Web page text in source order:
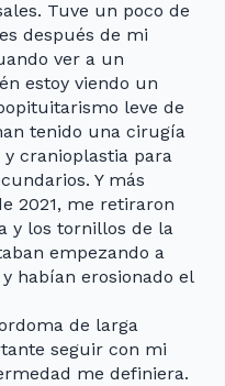
Tuve un poco de
después de mi
ver a un
estoy viendo un
leve de
tenido una cirugía
cranioplastia para
Y más
2021, me retiraron
y los tornillos de la
empezando a
habían erosionado el
de larga
seguir con mi
me definiera.